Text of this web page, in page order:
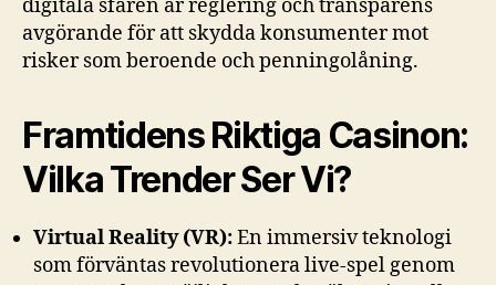
digitala sfären är reglering och transparens
avgörande för att skydda konsumenter mot
risker som beroende och penningolåning.
Framtidens Riktiga Casinon:
Vilka Trender Ser Vi?
Virtual Reality (VR):En immersiv teknologi
som förväntas revolutionera live-spel genom